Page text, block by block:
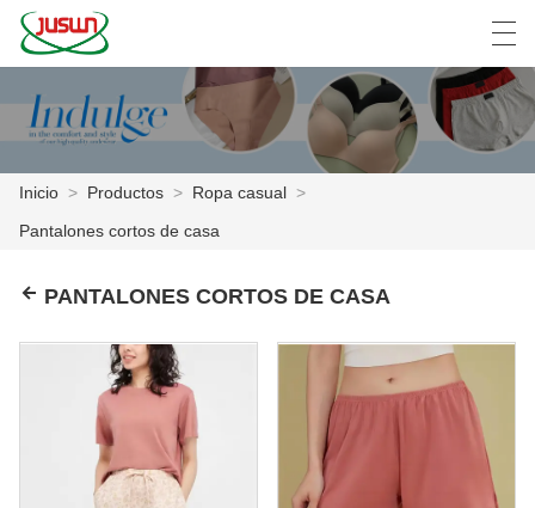
INICIO
PRODUCTOS
LA FÁBRICA
CONTÁCTENOS
Deutsch English Español
Inicio > Productos > Ropa casual >
Pantalones cortos de casa
PANTALONES CORTOS DE CASA